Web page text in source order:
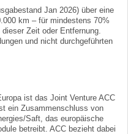
Jan 2026) über eine
km – für mindestens 70%
Zeit oder Entfernung.
und nicht durchgeführten
ist das Joint Venture ACC
ein Zusammenschluss von
Saft, das europäische
betreibt. ACC bezieht dabei